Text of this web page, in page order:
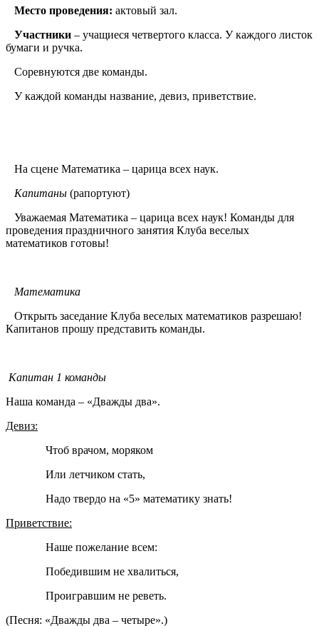
Место проведения: актовый зал.
Участники – учащиеся четвертого класса. У каждого листок
бумаги и ручка.
Соревнуются две команды.
У каждой команды название, девиз, приветствие.
На сцене Математика – царица всех наук.
Капитаны (рапортуют)
Уважаемая Математика – царица всех наук! Команды для
проведения праздничного занятия Клуба веселых
математиков готовы!
Математика
Открыть заседание Клуба веселых математиков разрешаю!
Капитанов прошу представить команды.
Капитан 1 команды
Наша команда – «Дважды два».
Девиз:
Чтоб врачом, моряком
Или летчиком стать,
Надо твердо на «5» математику знать!
Приветствие:
Наше пожелание всем:
Победившим не хвалиться,
Проигравшим не реветь.
(Песня: «Дважды два – четыре».)